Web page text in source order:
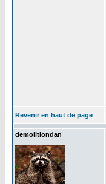
Revenir en haut de page
demolitiondan